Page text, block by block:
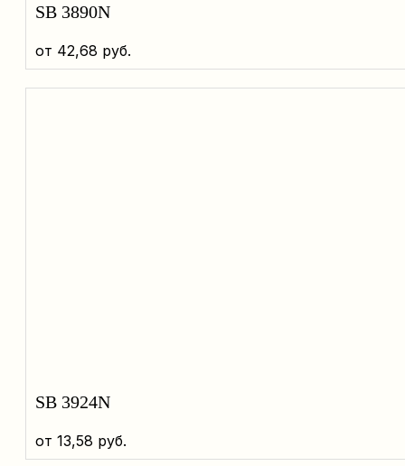
SB 3890N
от 42,68 руб.
SB 3924N
от 13,58 руб.